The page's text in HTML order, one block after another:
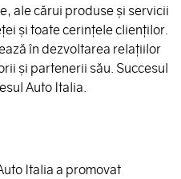
ale cărui produse și servicii
și toate cerințele clienților.
în dezvoltarea relațiilor
și partenerii său. Succesul
Auto Italia.
Italia a promovat